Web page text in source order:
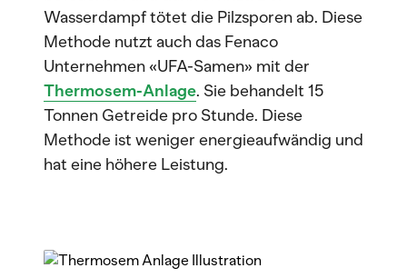
Wasserdampf tötet die Pilzsporen ab. Diese
Methode nutzt auch das Fenaco
Unternehmen «UFA-Samen» mit der
Thermosem-Anlage. Sie behandelt 15
Tonnen Getreide pro Stunde. Diese
Methode ist weniger energieaufwändig und
hat eine höhere Leistung.